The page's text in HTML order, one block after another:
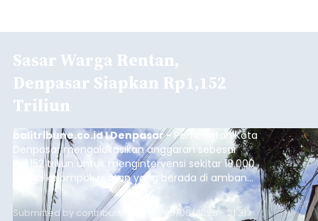
Sasar Warga Rentan,
Denpasar Siapkan Rp1,152
Triliun
balitribune.co.id I Denpasar - Pemerintah Kota
Denpasar mengalokasikan anggaran sebesar
Rp1,152 triliun untuk mengintervensi sekitar 18.000
warga kelompok rentan yang berada di ambang
garis kemiskinan. Langkah strategis ini diambil
guna menjaga masyarakat yang berada pada
Submitted by contributor Thu, 08/06/2026 - 21:31